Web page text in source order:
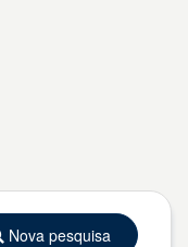
Nova pesquisa